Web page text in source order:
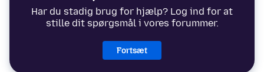
Har du stadig brug for hjælp? Log ind for at
stille dit spørgsmål i vores forummer.
Fortsæt